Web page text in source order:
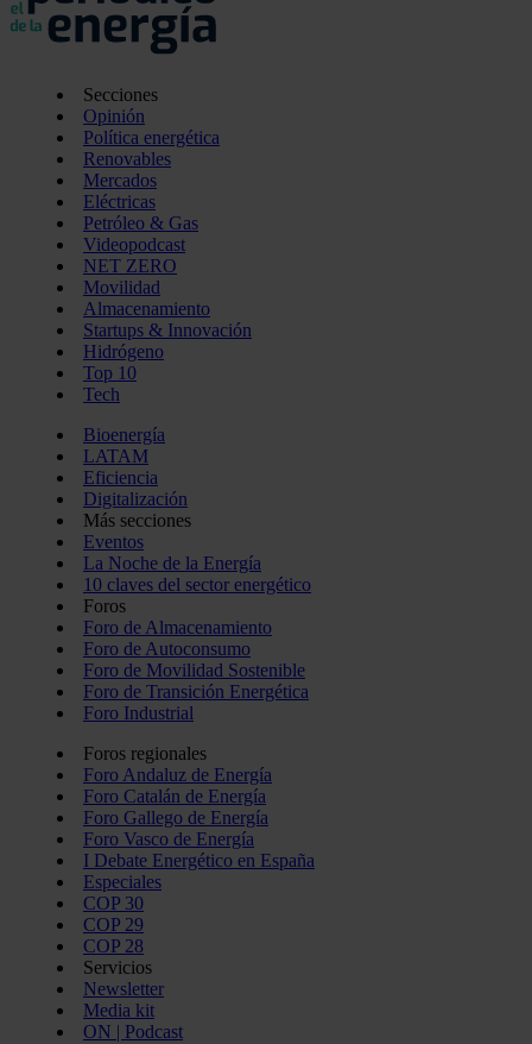
Secciones
Opinión
Política energética
Renovables
Mercados
Eléctricas
Petróleo & Gas
Videopodcast
NET ZERO
Movilidad
Almacenamiento
Startups & Innovación
Hidrógeno
Top 10
Tech
Bioenergía
LATAM
Eficiencia
Digitalización
Más secciones
Eventos
La Noche de la Energía
10 claves del sector energético
Foros
Foro de Almacenamiento
Foro de Autoconsumo
Foro de Movilidad Sostenible
Foro de Transición Energética
Foro Industrial
Foros regionales
Foro Andaluz de Energía
Foro Catalán de Energía
Foro Gallego de Energía
Foro Vasco de Energía
I Debate Energético en España
Especiales
COP 30
COP 29
COP 28
Servicios
Newsletter
Media kit
ON | Podcast